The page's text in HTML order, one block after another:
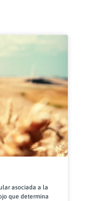
asociada a la
que determina